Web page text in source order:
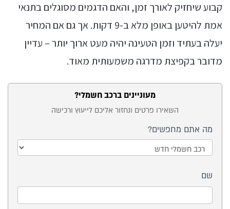
קבוע שיחזיק לאורך זמן, והאם הדגמים מסוגלים בתנאי
אמת להיטען באופן מלא ב-9 דקות. אך גם אם המחיר
יעלה בעתיד וזמן הטעינה יהיה מעט ארוך יותר – עדיין
מדובר בקפיצת מדרגה משמעותית מאוד.
בכתבה
- רכב
כללי
מעוניינים ברכב חשמלי?
השאירו פרטים ונחזור אליכם לייעוץ ורכישה
מה אתם מחפשים?
אתם
מחפשים?
שם